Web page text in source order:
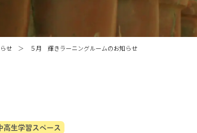
せ ５月 輝きラーニングルームのお知らせ
高生学習スペース